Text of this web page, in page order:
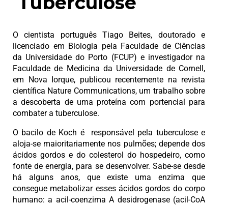
O cientista português Tiago Beites, doutorado e
licenciado em Biologia pela Faculdade de Ciências
da Universidade do Porto (FCUP) e investigador na
Faculdade de Medicina da Universidade de Cornell,
em Nova Iorque, publicou recentemente na revista
científica Nature Communications, um trabalho sobre
a descoberta de uma proteína com portencial para
combater a tuberculose.
O bacilo de Koch é responsável pela tuberculose e
aloja-se maioritariamente nos pulmões; depende dos
ácidos gordos e do colesterol do hospedeiro, como
fonte de energia, para se desenvolver. Sabe-se desde
há alguns anos, que existe uma enzima que
consegue metabolizar esses ácidos gordos do corpo
humano: a acil-coenzima A desidrogenase (acil-CoA